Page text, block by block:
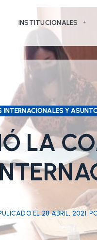
INSTITUCIONALES
INTERNACIONALES Y
LA
EL 28 ABRIL, 2021